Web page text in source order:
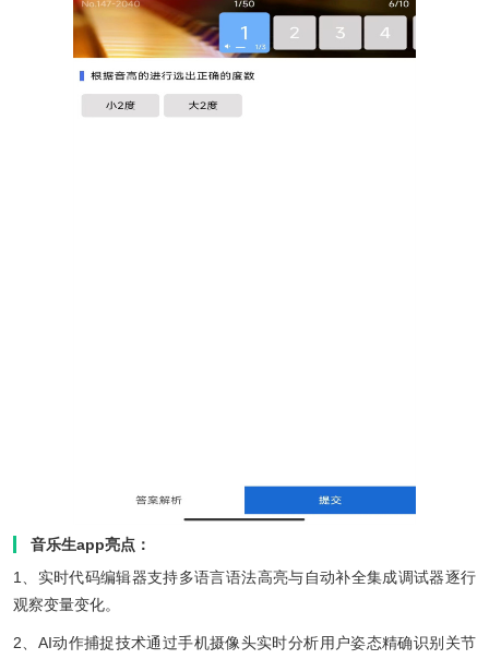
音乐生app亮点：
1、实时代码编辑器支持多语言语法高亮与自动补全集成调试器逐行
观察变量变化。
2、AI动作捕捉技术通过手机摄像头实时分析用户姿态精确识别关节